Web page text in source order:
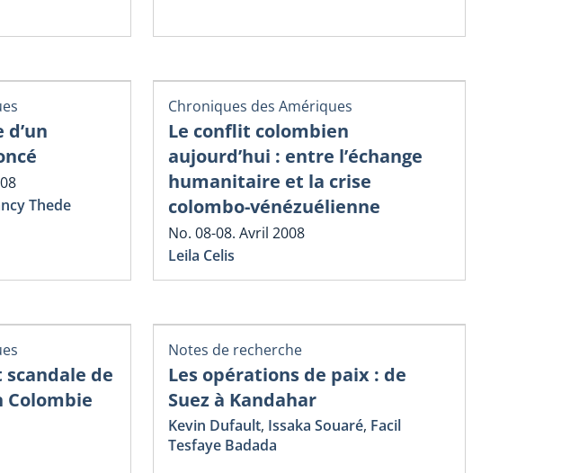
Thede
Chroniques des Amériques
Le conflit colombien
aujourd’hui : entre l’échange
humanitaire et la crise
colombo-vénézuélienne
No. 08-08. Avril 2008
Leila Celis
de
Notes de recherche
Les opérations de paix : de
Suez à Kandahar
Kevin Dufault, Issaka Souaré, Facil
Tesfaye Badada